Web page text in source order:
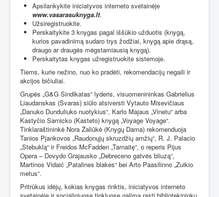
Apsilankykite iniciatyvos interneto svetainėje
www.vasarasuknyga.lt.
Užsiregistruokite.
Perskaitykite 3 knygas pagal iššūkio užduotis (knygą,
kurios pavadinimą sudaro trys žodžiai, knygą apie drąsą,
draugo ar draugės mėgstamiausią knygą).
Perskaitytas knygas užregistruokite sistemoje.
Tiems, kurie nežino, nuo ko pradėti, rekomendacijų negaili ir
akcijos bičiuliai.
Grupės „G&G Sindikatas“ lyderis, visuomenininkas Gabrielius
Liaudanskas (Svaras) siūlo atsiversti Vytauto Misevičiaus
„Danuko Dunduliuko nuotykius“, Karlo Majaus „Vinetu“ arba
Kastyčio Sarnicko (Kasteto) knygą „Voyage Voyage“.
Tinklaraštininkė Nora Žaliūkė (Knygų Dama) rekomenduoja
Tanios Pjankovos „Raudonųjų skruzdžių amžių“, R. J. Palacio
„Stebuklą“ ir Freidos McFadden „Tarnaitę“, o reperis Pijus
Opera – Dovydo Grajausko „Debreceno gatvės bliuzą“,
Martinos Vidaić „Patalines blakes“ bei Arto Paasilinno „Zuikio
metus“.
Pritrūkus idėjų, kokias knygas rinktis, iniciatyvos interneto